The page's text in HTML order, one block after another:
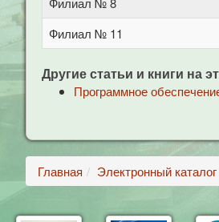
Филиал № 11
Другие статьи и книги на
Программное
Главная Электронный каталог